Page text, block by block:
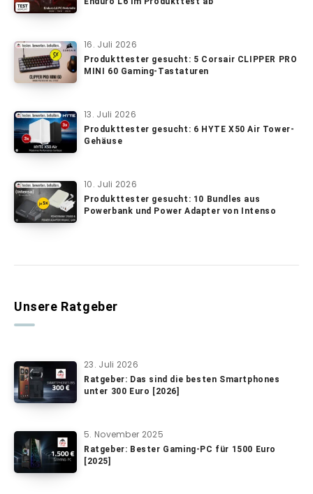
16. Juli 2026
Produkttester gesucht: 5 Corsair CLIPPER PRO
MINI 60 Gaming-Tastaturen
13. Juli 2026
Produkttester gesucht: 6 HYTE X50 Air Tower-
Gehäuse
10. Juli 2026
Produkttester gesucht: 10 Bundles aus
Powerbank und Power Adapter von Intenso
Unsere Ratgeber
23. Juli 2026
Ratgeber: Das sind die besten Smartphones
unter 300 Euro [2026]
5. November 2025
Ratgeber: Bester Gaming-PC für 1500 Euro
[2025]